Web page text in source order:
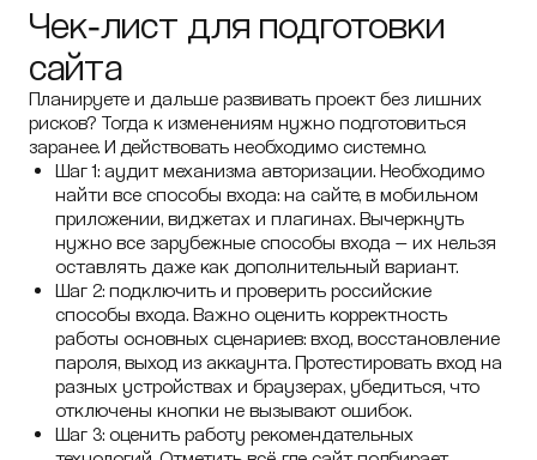
Чек‑лист для подготовки
сайта
Планируете и дальше развивать проект без лишних
рисков? Тогда к изменениям нужно подготовиться
заранее. И действовать необходимо системно.
Шаг 1: аудит механизма авторизации. Необходимо
найти все способы входа: на сайте, в мобильном
приложении, виджетах и плагинах. Вычеркнуть
нужно все зарубежные способы входа — их нельзя
оставлять даже как дополнительный вариант.
Шаг 2: подключить и проверить российские
способы входа. Важно оценить корректность
работы основных сценариев: вход, восстановление
пароля, выход из аккаунта. Протестировать вход на
разных устройствах и браузерах, убедиться, что
отключены кнопки не вызывают ошибок.
Шаг 3: оценить работу рекомендательных